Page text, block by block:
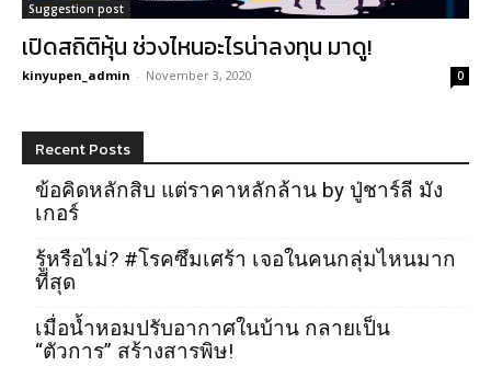
Suggestion post
เปิดสถิติหุ้น ช่วงไหนอะไรน่าลงทุน มาดู!
kinyupen_admin - November 3, 2020 0
Recent Posts
ข้อคิดหลักสิบ แต่ราคาหลักล้าน by ปู่ชาร์ลี มัง
เกอร์
รู้หรือไม่? #โรคซึมเศร้า เจอในคนกลุ่มไหนมาก
ที่สุด
เมื่อน้ำหอมปรับอากาศในบ้าน กลายเป็น
“ตัวการ” สร้างสารพิษ!